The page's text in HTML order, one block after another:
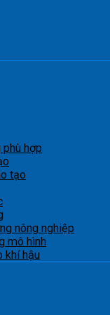
hợp
tạo
nông nghiệp
mô hình
khí hậu